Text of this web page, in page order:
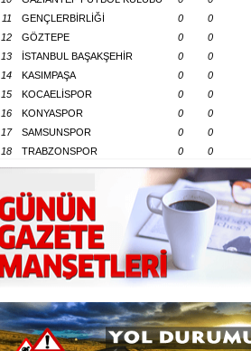
11
GENÇLERBİRLİĞİ 0
0
12
GÖZTEPE 0
0
13
İSTANBUL BAŞAKŞEHİR 0
0
14
KASIMPAŞA 0
0
15
KOCAELİSPOR 0
0
16
KONYASPOR 0
0
17
SAMSUNSPOR 0
0
18
TRABZONSPOR 0 0